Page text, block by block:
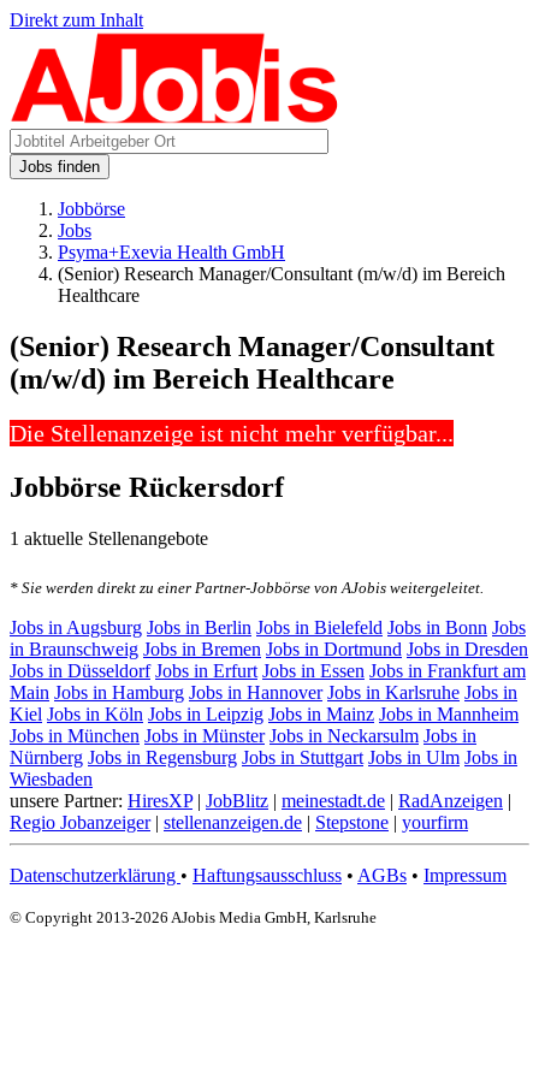
Direkt zum Inhalt
Jobs finden
Jobbörse
Jobs
Psyma+Exevia Health GmbH
(Senior) Research Manager/Consultant (m/w/d) im Bereich
Healthcare
(Senior) Research Manager/Consultant
(m/w/d) im Bereich Healthcare
Die Stellenanzeige ist nicht mehr verfügbar...
Jobbörse Rückersdorf
1 aktuelle Stellenangebote
* Sie werden direkt zu einer Partner-Jobbörse von AJobis weitergeleitet.
Jobs in Augsburg Jobs in Berlin Jobs in Bielefeld Jobs in Bonn Jobs
in Braunschweig Jobs in Bremen Jobs in Dortmund Jobs in Dresden
Jobs in Düsseldorf Jobs in Erfurt Jobs in Essen Jobs in Frankfurt am
Main Jobs in Hamburg Jobs in Hannover Jobs in Karlsruhe Jobs in
Kiel Jobs in Köln Jobs in Leipzig Jobs in Mainz Jobs in Mannheim
Jobs in München Jobs in Münster Jobs in Neckarsulm Jobs in
Nürnberg Jobs in Regensburg Jobs in Stuttgart Jobs in Ulm Jobs in
Wiesbaden
unsere Partner: HiresXP| JobBlitz | meinestadt.de | RadAnzeigen |
Regio Jobanzeiger| stellenanzeigen.de | Stepstone | yourfirm
Datenschutzerklärung • Haftungsausschluss • AGBs • Impressum
© Copyright 2013-2026 AJobis Media GmbH, Karlsruhe